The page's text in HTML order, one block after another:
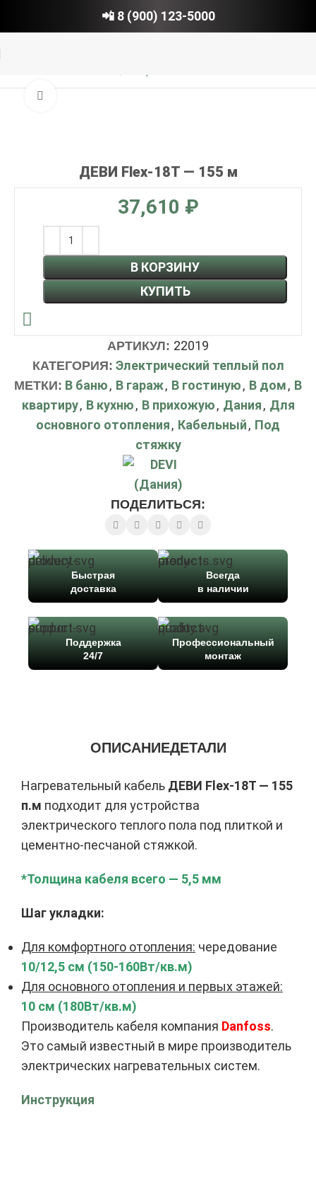
📲 8 (900) 123-5000
ДЕВИ Flex-18T — 155 м
₽
В КОРЗИНУ
КУПИТЬ
АРТИКУЛ: 22019
КАТЕГОРИЯ: Электрический теплый пол
МЕТКИ: В баню, В гараж, В гостиную, В дом, В
квартиру, В кухню, В прихожую, Дания, Для
основного отопления, Кабельный, Под
стяжку
ПОДЕЛИТЬСЯ:
Быстрая
доставка
Всегда
в наличии
Поддержка
24/7
Профессиональный
монтаж
ОПИСАНИЕДЕТАЛИ
Нагревательный кабель ДЕВИ Flex-18T — 155
п.м подходит для устройства
электрического теплого пола под плиткой и
цементно-песчаной стяжкой.
*Толщина кабеля всего — 5,5 мм
Шаг укладки:
Для комфортного отопления: чередование
10/12,5 см (150-160Вт/кв.м)
Для основного отопления и первых этажей:
10 см (180Вт/кв.м)
Производитель кабеля компания Danfoss.
Это самый известный в мире производитель
электрических нагревательных систем.
Инструкция